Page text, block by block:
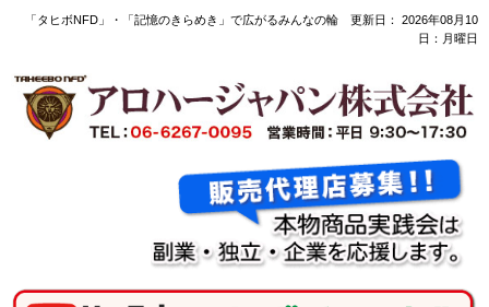
「タヒボNFD」・「記憶のきらめき」で広がるみんなの輪 更新日： 2026年08月10
日：月曜日